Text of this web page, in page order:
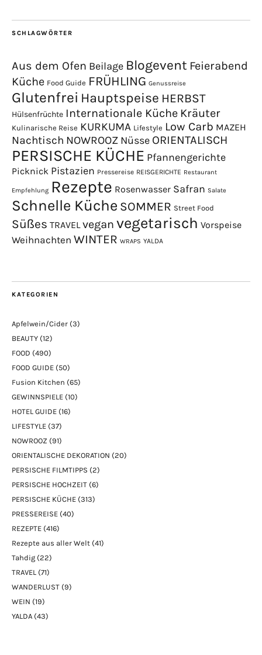
SCHLAGWÖRTER
Aus dem Ofen Beilage Blogevent Feierabend
Küche Food Guide FRÜHLING Genussreise
Glutenfrei Hauptspeise HERBST
Hülsenfrüchte Internationale Küche Kräuter
Kulinarische Reise KURKUMA Lifestyle Low Carb MAZEH
Nachtisch NOWROOZ Nüsse ORIENTALISCH
PERSISCHE KÜCHE Pfannengerichte
Picknick Pistazien Pressereise REISGERICHTE Restaurant
Empfehlung Rezepte Rosenwasser Safran Salate
Schnelle Küche SOMMER Street Food
Süßes TRAVEL vegan vegetarisch Vorspeise
Weihnachten WINTER WRAPS YALDA
KATEGORIEN
Apfelwein/Cider (3)
BEAUTY (12)
FOOD (490)
FOOD GUIDE (50)
Fusion Kitchen (65)
GEWINNSPIELE (10)
HOTEL GUIDE (16)
LIFESTYLE (37)
NOWROOZ (91)
ORIENTALISCHE DEKORATION (20)
PERSISCHE FILMTIPPS (2)
PERSISCHE HOCHZEIT (6)
PERSISCHE KÜCHE (313)
PRESSEREISE (40)
REZEPTE (416)
Rezepte aus aller Welt (41)
Tahdig (22)
TRAVEL (71)
WANDERLUST (9)
WEIN (19)
YALDA (43)